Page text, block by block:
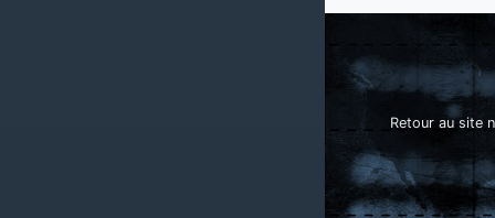
Retour au site